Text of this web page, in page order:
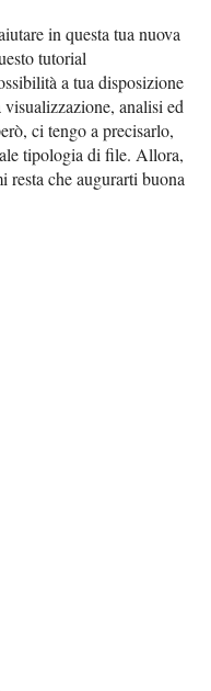
in questa tua nuova
tutorial
a tua disposizione
analisi ed
ci tengo a precisarlo,
tipologia di file. Allora,
resta che augurarti buona